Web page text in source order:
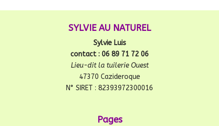
SYLVIE AU NATUREL
Sylvie Luis
contact : 06 89 71 72 06
Lieu-dit la tuilerie Ouest
47370 Cazideroque
N° SIRET : 82393972300016
Pages